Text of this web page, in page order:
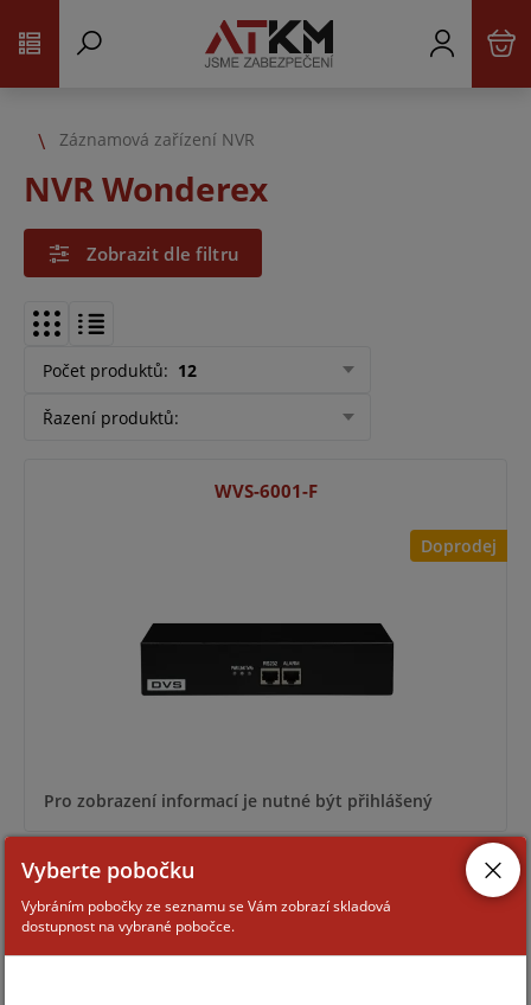
Záznamová zařízení NVR
NVR Wonderex
Zobrazit dle filtru
Počet produktů: 12
Řazení produktů:
Doprodej
WVS-6001-F
Pro zobrazení informací je nutné být přihlášený
Vyberte pobočku
Vybráním pobočky ze seznamu se Vám zobrazí skladová
dostupnost na vybrané pobočce.